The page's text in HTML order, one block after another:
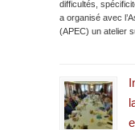
difficultés,
a organisé avec
(APEC) un atelier